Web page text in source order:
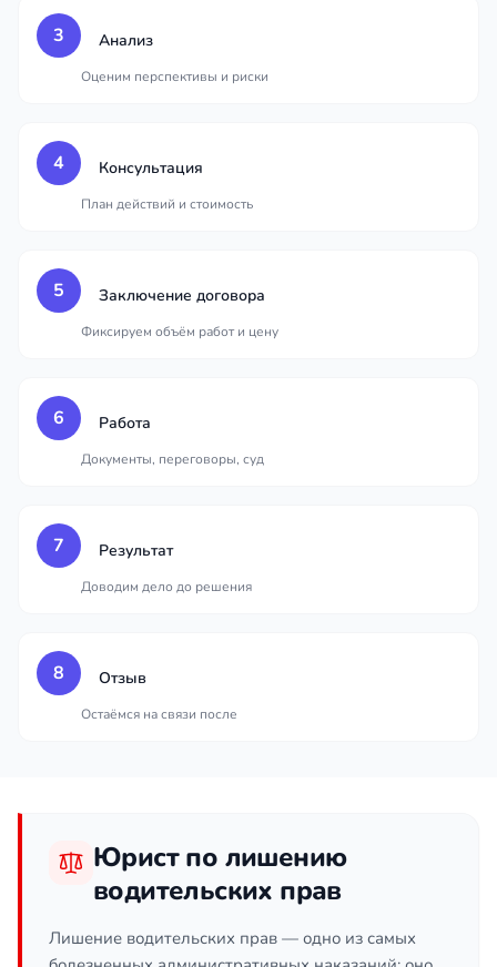
3 Анализ
Оценим перспективы и риски
4 Консультация
План действий и стоимость
5 Заключение договора
Фиксируем объём работ и цену
6 Работа
Документы, переговоры, суд
7 Результат
Доводим дело до решения
8 Отзыв
Остаёмся на связи после
Юрист по лишению
водительских прав
Лишение водительских прав — одно из самых